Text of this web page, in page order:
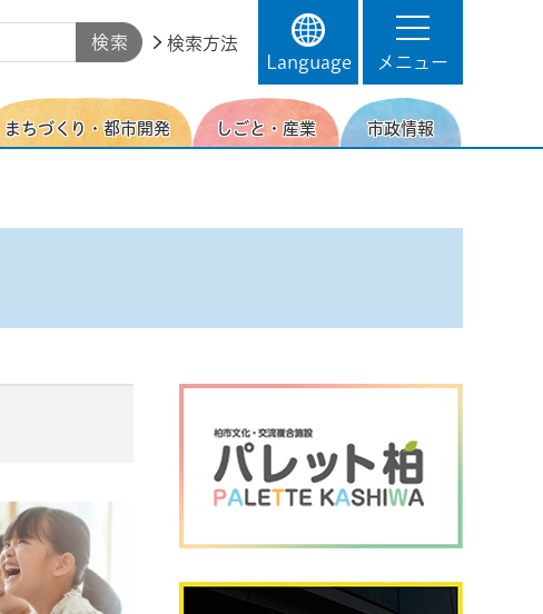
検索方法
Language
メニュー
まちづくり・都市開発 しごと・産業 市政情報